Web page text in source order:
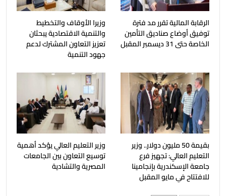
الرقابة المالية تقرر مد فترة
توفيق أوضاع صناديق التأمين
الخاصة حتى 31 ديسمبر المقبل
وزيرا الأوقاف والتخطيط
والتنمية الاقتصادية يبحثان
تعزيز التعاون المشترك لدعم
جهود التنمية
بقيمة 50 مليون دولار.. وزير
التعليم العالي: تجهيز فرع
جامعة الإسكندرية بإنجامينا
للافتتاح في مايو المقبل
وزير التعليم العالي يؤكد أهمية
توسيع التعاون بين الجامعات
المصرية والتشادية